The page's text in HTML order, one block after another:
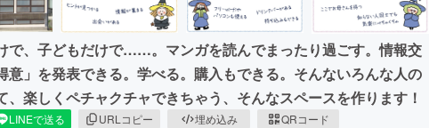
で、子どもだけで……。マンガを読んでまったり過ごす。情報交
意」を発表できる。学べる。購入もできる。そんないろんな人の
楽しくペチャクチャできちゃう、そんなスペースを作ります！
LINEで送る URLコピー 埋め込み QRコード